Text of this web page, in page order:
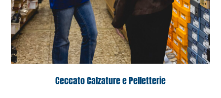
Ceccato Calzature e Pelletterie